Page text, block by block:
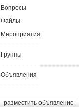
Вопросы
Файлы
Мероприятия
Группы
Объявления
разместить объявление